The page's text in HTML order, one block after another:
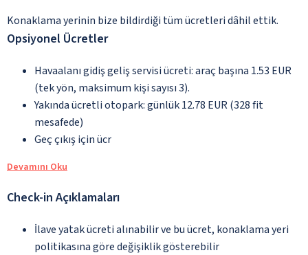
Konaklama yerinin bize bildirdiği tüm ücretleri dâhil ettik.
Opsiyonel Ücretler
Havaalanı gidiş geliş servisi ücreti: araç başına 1.53 EUR
(tek yön, maksimum kişi sayısı 3).
Yakında ücretli otopark: günlük 12.78 EUR (328 fit
mesafede)
Geç çıkış için ücr
Devamını Oku
Check-in Açıklamaları
İlave yatak ücreti alınabilir ve bu ücret, konaklama yeri
politikasına göre değişiklik gösterebilir